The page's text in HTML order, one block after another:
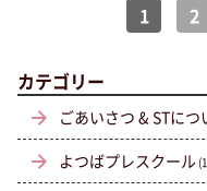
1 2
カテゴリー
ごあいさつ & STにつ
よつばプレスクール